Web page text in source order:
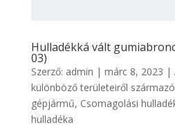
Hulladékká vált
03)
Szerző: admin | márc 8, 2023 |
különböző területeiről
gépjármű, Csomagolási
hulladéka